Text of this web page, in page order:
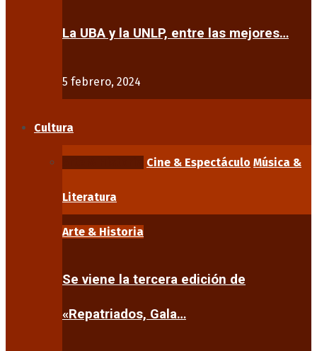
La UBA y la UNLP, entre las mejores…
5 febrero, 2024
Cultura
Cine & Espectáculo Música &
Literatura
Arte & Historia
Se viene la tercera edición de
«Repatriados, Gala…